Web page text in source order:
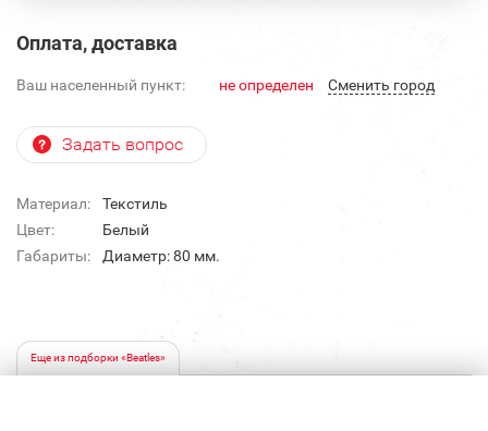
Оплата, доставка
Ваш населенный пункт: не определен Cменить город
Задать вопрос
Материал:
Текстиль
Цвет:
Белый
Габариты:
Диаметр: 80 мм.
Еще из подборки «Beatles»